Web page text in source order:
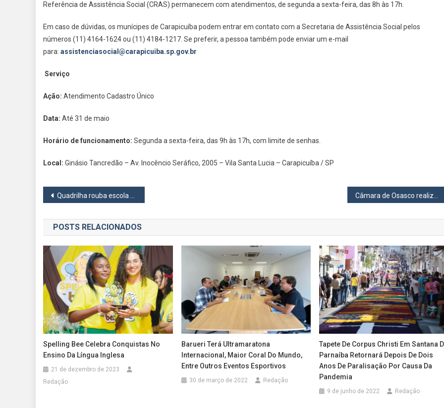
Referência de Assistência Social (CRAS) permanecem com atendimentos, de segunda a sexta-feira, das 8h às 17h.
Em caso de dúvidas, os munícipes de Carapicuíba podem entrar em contato com a Secretaria de Assistência Social pelos
números (11) 4164-1624 ou (11) 4184-1217. Se preferir, a pessoa também pode enviar um e-mail
para: assistenciasocial@carapicuiba.sp.gov.br
Serviço
Ação: Atendimento Cadastro Único
Data: Até 31 de maio
Horário de funcionamento: Segunda a sexta-feira, das 9h às 17h, com limite de senhas
Local: Ginásio Tancredão – Av. Inocêncio Seráfico, 2005 – Vila Santa Lucia – Carapicuíba / SP
Navegação
de
Post
Quadrilha rouba escola e fazem pai e filho reféns em Jandira
POSTS RELACIONADOS
Spelling Bee Celebra Conquistas No
Ensino Da Língua Inglesa
21 de dezembro de 2023
Redação
Barueri Terá Ultramaratona
Internacional, Maior Coral Do Mundo,
Entre Outros Eventos Esportivos
30 de março de 2022 Redação
Tapete De Corpus Christi Em Santana
Parnaíba Retornará Depois De Dois
Anos De Paralisação Por Causa Da
Pandemia
9 de junho de 2022 Redação